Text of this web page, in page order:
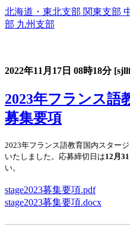
北海道・東北支部 関東支部
部 九州支部
2022年11月17日 08時18分
2023年フランス語
募集要項
2023年フランス語教育国内スター
いたしました。応募締切日は12月31
い。
stage2023募集要項.pdf
stage2023募集要項.docx